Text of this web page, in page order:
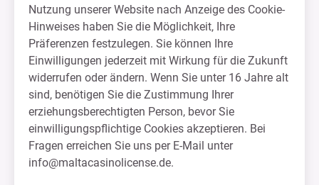
Nutzung unserer Website nach Anzeige des Cookie-
Hinweises haben Sie die Möglichkeit, Ihre
Präferenzen festzulegen. Sie können Ihre
Einwilligungen jederzeit mit Wirkung für die Zukunft
widerrufen oder ändern. Wenn Sie unter 16 Jahre alt
sind, benötigen Sie die Zustimmung Ihrer
erziehungsberechtigten Person, bevor Sie
einwilligungspflichtige Cookies akzeptieren. Bei
Fragen erreichen Sie uns per E-Mail unter
info@maltacasinolicense.de.